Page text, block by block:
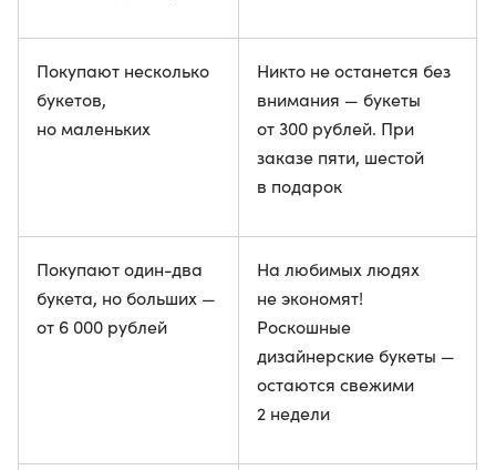
Покупают несколько
букетов,
но маленьких
Никто не останется без
внимания — букеты
от 300 рублей. При
заказе пяти, шестой
в подарок
Покупают один-два
букета, но больших —
от 6 000 рублей
На любимых людях
не экономят!
Роскошные
дизайнерские букеты —
остаются свежими
2 недели